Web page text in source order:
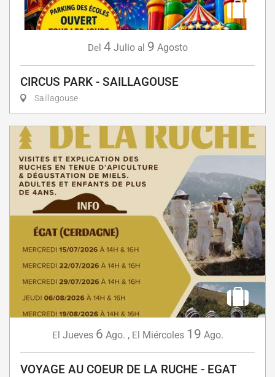
Del 4 Julio al 9 Agosto
CIRCUS PARK - SAILLAGOUSE
Saillagouse
El Jueves 6 Ago. , El Miércoles 19 Ago.
VOYAGE AU COEUR DE LA RUCHE - EGAT